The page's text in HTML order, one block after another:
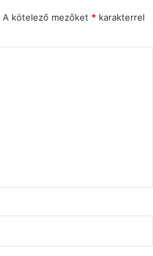
A kötelező mezőket * karakterrel